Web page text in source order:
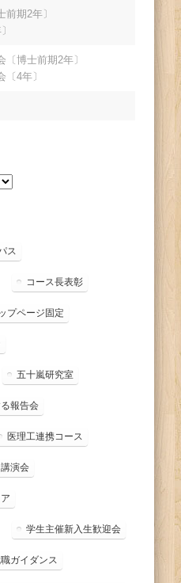
期2年〕
博士前期2年〕
4年〕
ス
コース長表彰
プページ固定
五十嵐研究室
報告会
医理工連携コース
演会
学生主催新入生歓迎会
ガイダンス